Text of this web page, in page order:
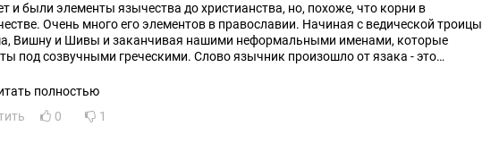
и были элементы язычества до христианства, но, похоже, что корни в
Очень много его элементов в православии. Начиная с ведической троицы
Вишну и Шивы и заканчивая нашими неформальными именами, которые
созвучными греческими. Слово язычник произошло от язака - это
смысле. В определенном смысле все верующие люди приносят жертву,
бы не стал считать нео-язычество возрожденной дохристианской религией.
полностью
0 1